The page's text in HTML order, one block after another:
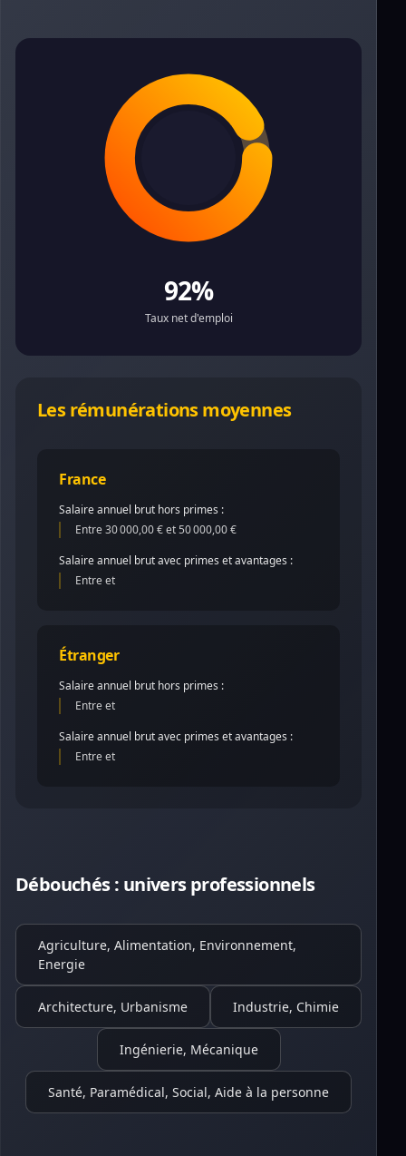
92%
Taux net d'emploi
Les rémunérations moyennes
France
Salaire annuel brut hors primes :
Entre 30 000,00 € et 50 000,00 €
Salaire annuel brut avec primes et avantages :
Entre et
Étranger
Salaire annuel brut hors primes :
Entre et
Salaire annuel brut avec primes et avantages :
Entre et
Débouchés : univers professionnels
Agriculture, Alimentation, Environnement,
Energie
Architecture, Urbanisme Industrie, Chimie
Ingénierie, Mécanique
Santé, Paramédical, Social, Aide à la personne